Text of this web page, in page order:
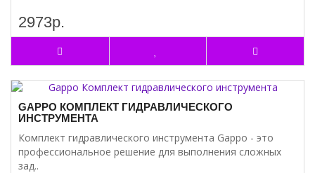
2973р.
GAPPO КОМПЛЕКТ ГИДРАВЛИЧЕСКОГО
ИНСТРУМЕНТА
Комплект гидравлического инструмента Gappo - это
профессиональное решение для выполнения сложных
зад..